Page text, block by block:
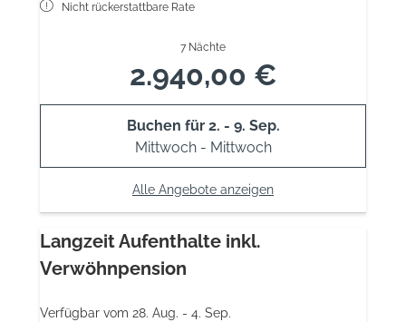
Nicht rückerstattbare Rate
7 Nächte
2.940,00 €
Buchen für 2. - 9. Sep.
Mittwoch - Mittwoch
Alle Angebote anzeigen
Langzeit Aufenthalte inkl.
Verwöhnpension
Verfügbar vom 28. Aug. - 4. Sep.